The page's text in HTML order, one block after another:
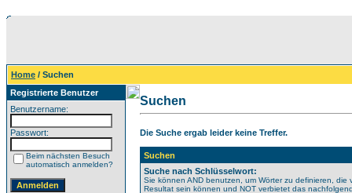
Home / Suchen
Registrierte Benutzer
Benutzername:
Passwort:
Beim nächsten Besuch
automatisch anmelden?
Suchen
Die Suche ergab leider keine Treffer.
Suchen
Suche nach Schlüsselwort:
Sie können AND benutzen, um Wörter zu definieren, die
Resultat sein können und NOT verbietet das